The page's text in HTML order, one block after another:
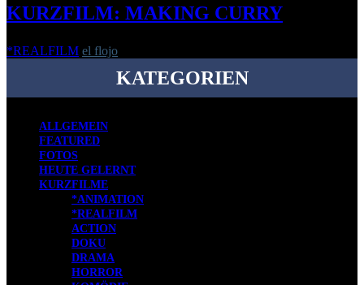
KURZFILM: MAKING CURRY
*REALFILM el flojo
KATEGORIEN
ALLGEMEIN
FEATURED
FOTOS
HEUTE GELERNT
KURZFILME
*ANIMATION
*REALFILM
ACTION
DOKU
DRAMA
HORROR